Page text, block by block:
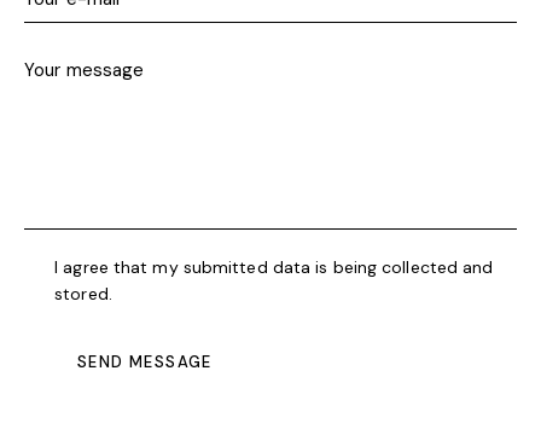
I agree that my submitted data is being collected and
stored.
SEND MESSAGE